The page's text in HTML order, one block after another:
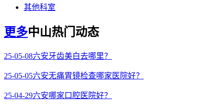
其他科室
更多中山热门动态
25-05-08六安牙齿美白去哪里？
25-05-05六安无痛胃镜检查哪家医院好？
25-04-29六安哪家口腔医院好？